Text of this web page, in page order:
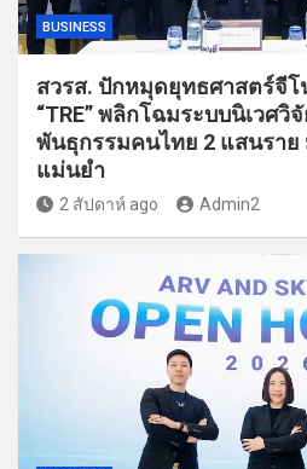
BUSINESS
สวรส. ปักหมุดยุทธศาสตร์จีโ
“TRE” พลิกโฉมระบบนิเวศวิ
พันธุกรรมคนไทย 2 แสนราย
แม่นยำ
2 สัปดาห์ ago Admin2